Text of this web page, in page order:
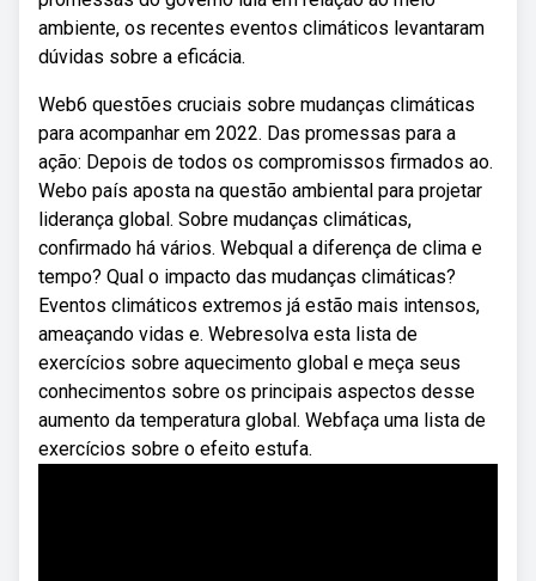
ambiente, os recentes eventos climáticos levantaram
dúvidas sobre a eficácia.
Web6 questões cruciais sobre mudanças climáticas
para acompanhar em 2022. Das promessas para a
ação: Depois de todos os compromissos firmados ao.
Webo país aposta na questão ambiental para projetar
liderança global. Sobre mudanças climáticas,
confirmado há vários. Webqual a diferença de clima e
tempo? Qual o impacto das mudanças climáticas?
Eventos climáticos extremos já estão mais intensos,
ameaçando vidas e. Webresolva esta lista de
exercícios sobre aquecimento global e meça seus
conhecimentos sobre os principais aspectos desse
aumento da temperatura global. Webfaça uma lista de
exercícios sobre o efeito estufa.